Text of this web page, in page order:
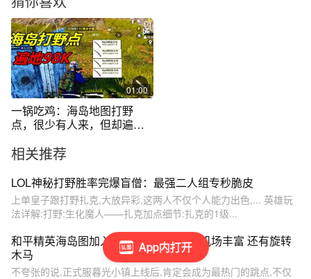
App内打开
01:00
一锅吃鸡：海岛地图打野
点，很少有人来，但却遍地
相关推荐
LOL神秘打野胜率完爆盲僧：最强二人组专秒脆皮
上单皇子跟打野扎克,大放异彩,这两人不仅个人能力出色,... 英雄玩
法详解:打野:生化魔人——扎克加点细节:扎克的1级...
和平精英海岛图加入神秘跳点！物资比机场丰富 还有旋转
木马
不夸张的说,正式服暮光小镇上线后,肯定会成为最热门的跳点,不仅